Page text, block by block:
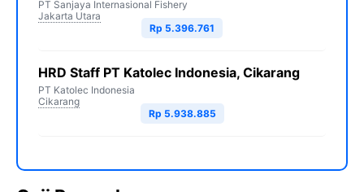
PT Sanjaya Internasional Fishery
Jakarta Utara
Rp 5.396.761
HRD Staff PT Katolec Indonesia, Cikarang
PT Katolec Indonesia
Cikarang
Rp 5.938.885